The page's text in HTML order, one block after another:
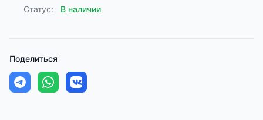
Статус: В наличии
Поделиться